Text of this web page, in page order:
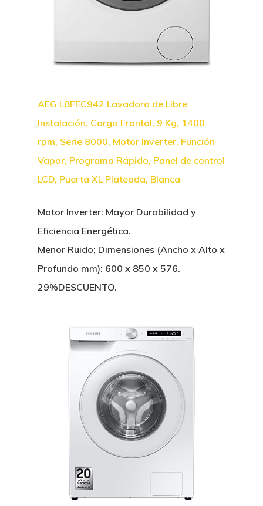
AEG L8FEC942 Lavadora de Libre
Instalación, Carga Frontal, 9 Kg, 1400
rpm, Serie 8000, Motor Inverter, Función
Vapor, Programa Rápido, Panel de control
LCD, Puerta XL Plateada, Blanca
Motor Inverter: Mayor Durabilidad y
Eficiencia Energética.
Menor Ruido; Dimensiones (Ancho x Alto x
Profundo mm): 600 x 850 x 576.
29%DESCUENTO.